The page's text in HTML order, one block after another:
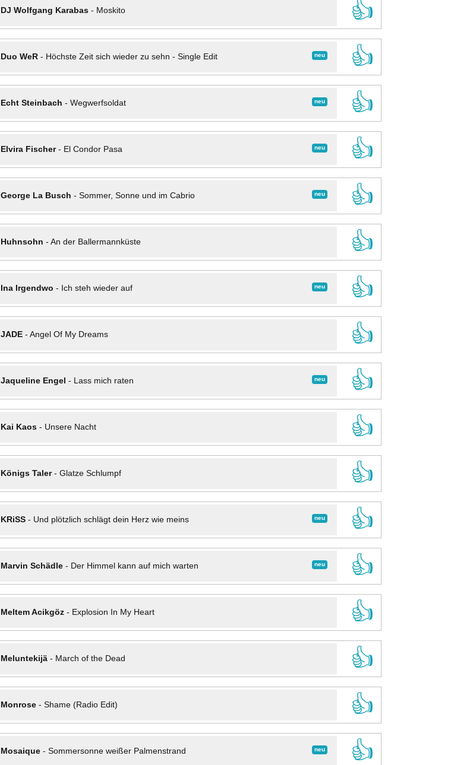
DJ Wolfgang Karabas- Moskito
👍
neu
Duo WeR- Höchste Zeit sich wieder zu sehn - Single Edit
👍
neu
Echt Steinbach - Wegwerfsoldat
👍
neu
Elvira Fischer- El Condor Pasa
👍
neu
George La Busch - Sommer, Sonne und im Cabrio
👍
Huhnsohn - An der Ballermannküste
👍
neu
Ina Irgendwo - Ich steh wieder auf
👍
JADE- Angel Of My Dreams
👍
neu
Jaqueline Engel - Lass mich raten
👍
Kai Kaos- Unsere Nacht
👍
Königs Taler- Glatze Schlumpf
👍
neu
KRiSS- Und plötzlich schlägt dein Herz wie meins
👍
neu
Marvin Schädle- Der Himmel kann auf mich warten
👍
Meltem Acikgöz- Explosion In My Heart
👍
Meluntekijä- March of the Dead
👍
Monrose- Shame (Radio Edit)
👍
neu
Mosaique- Sommersonne weißer Palmenstrand
👍